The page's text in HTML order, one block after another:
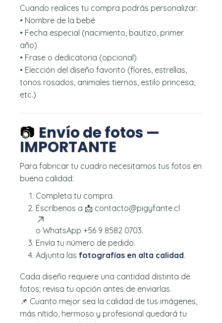
Cuando realices tu compra podrás personalizar:
• Nombre de la bebé
• Fecha especial (nacimiento, bautizo, primer
año)
• Frase o dedicatoria (opcional)
• Elección del diseño favorito (flores, estrellas,
tonos rosados, animales tiernos, estilo princesa,
etc.)
📷 Envío de fotos —
IMPORTANTE
Para fabricar tu cuadro necesitamos tus fotos en
buena calidad:
Completa tu compra.
Escríbenos a 📩 contacto@pigyfante.cl
o WhatsApp +56 9 8582 0703.
Envía tu número de pedido.
Adjunta las fotografías en alta calidad.
Cada diseño requiere una cantidad distinta de
fotos; revisa tu opción antes de enviarlas.
📌 Cuanto mejor sea la calidad de tus imágenes,
más nítido, hermoso y profesional quedará tu